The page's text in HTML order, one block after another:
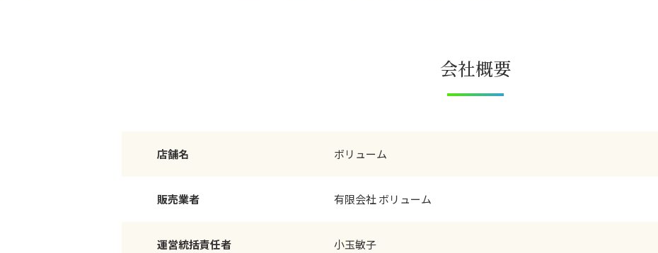
会社概要
店舗名 ボリューム
販売業者 有限会社 ボリューム
運営統括責任者 小玉敏子